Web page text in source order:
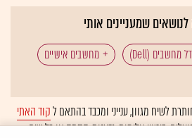
שמעניינים אותי
דל מחשבים (Dell)
מחשבים אישיים
לשיח מגוון, ענייני ומכבד בהתאם לקוד האתי
ביטויי אלימות, גזענות, הסתה או כל שיח